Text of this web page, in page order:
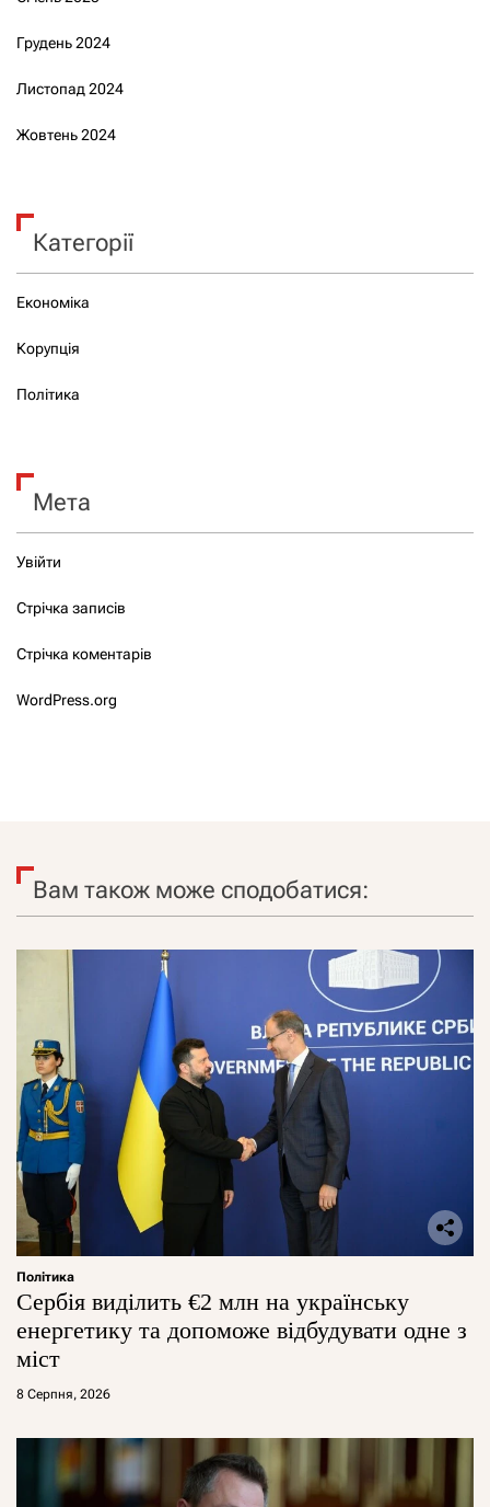
Грудень 2024
Листопад 2024
Жовтень 2024
Категорії
Економіка
Корупція
Політика
Мета
Увійти
Стрічка записів
Стрічка коментарів
WordPress.org
Вам також може сподобатися:
Політика
Сербія виділить €2 млн на українську
енергетику та допоможе відбудувати одне з
міст
8 Серпня, 2026